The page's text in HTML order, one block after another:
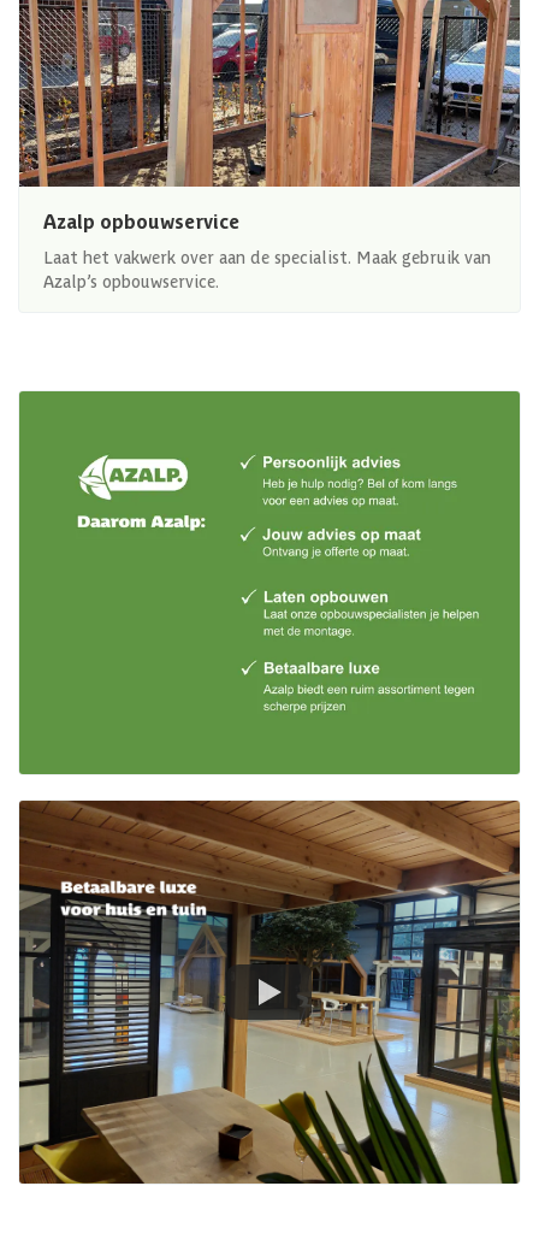
Azalp opbouwservice
Laat het vakwerk over aan de specialist. Maak gebruik van
Azalp’s opbouwservice.